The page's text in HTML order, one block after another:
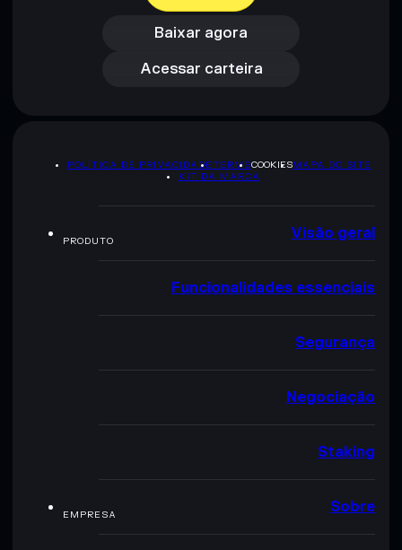
Baixar agora
Acessar carteira
Acessar carteira
POLÍTICA DE PRIVACIDADETERMSCOOKIESMAPA DO SITE
KIT DA MARCA
PRODUTO Visão geral
Funcionalidades essenciais
Segurança
Negociação
Staking
EMPRESA Sobre